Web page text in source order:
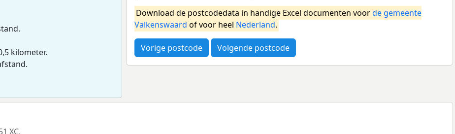
kilometer.
Download de postcodedata in handige Excel documenten voorde gemeente
Valkenswaard of voor heel Nederland.
Vorige postcode Volgende postcode
XC.